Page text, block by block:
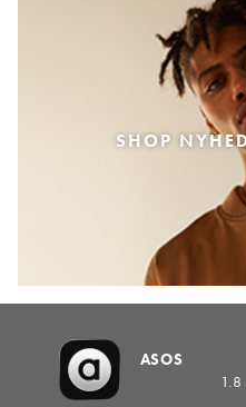
SHOP
ASOS
1.8